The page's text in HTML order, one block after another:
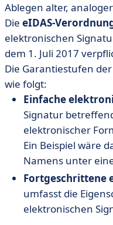
Ablegen alter,
Die eIDAS-
elektronischen
dem 1. Juli 2017
Die Garantiestufen
wie folgt:
Einfache
Signatur
elektronischer
Ein Beispiel wäre
Namens unter
Fortgeschrittene
umfasst die
elektronischen